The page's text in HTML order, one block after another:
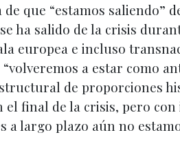
que “estamos saliendo”
ha salido de la crisis
europea e incluso
a estar como
de proporciones
final de la crisis, pero
a largo plazo aún no